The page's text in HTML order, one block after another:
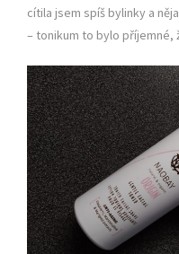
cítila jsem spíš bylinky a
– tonikum to bylo příjemné,